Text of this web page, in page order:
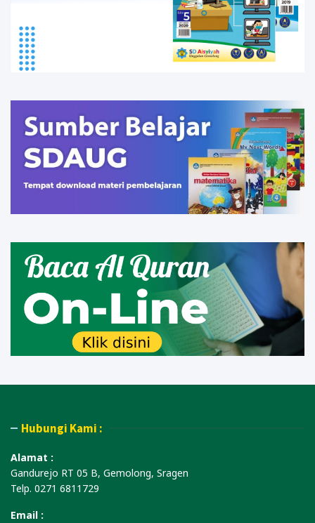
Hubungi Kami :
Alamat :
Gandurejo RT 05 B, Gemolong, Sragen
Telp. 0271 6811729
Email :